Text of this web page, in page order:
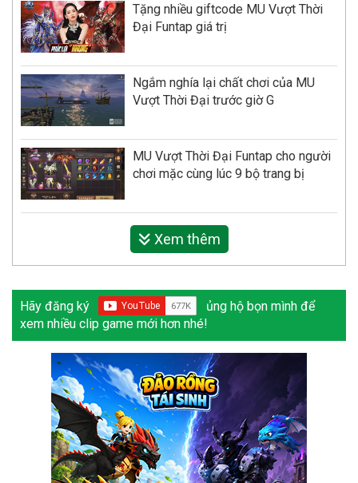
Tặng nhiều giftcode MU Vượt Thời
Đại Funtap giá trị
Ngắm nghía lại chất chơi của MU
Vượt Thời Đại trước giờ G
MU Vượt Thời Đại Funtap cho người
chơi mặc cùng lúc 9 bộ trang bị
Xem thêm
Hãy đăng ký
ủng hộ bọn mình để
xem nhiều clip game mới hơn nhé!